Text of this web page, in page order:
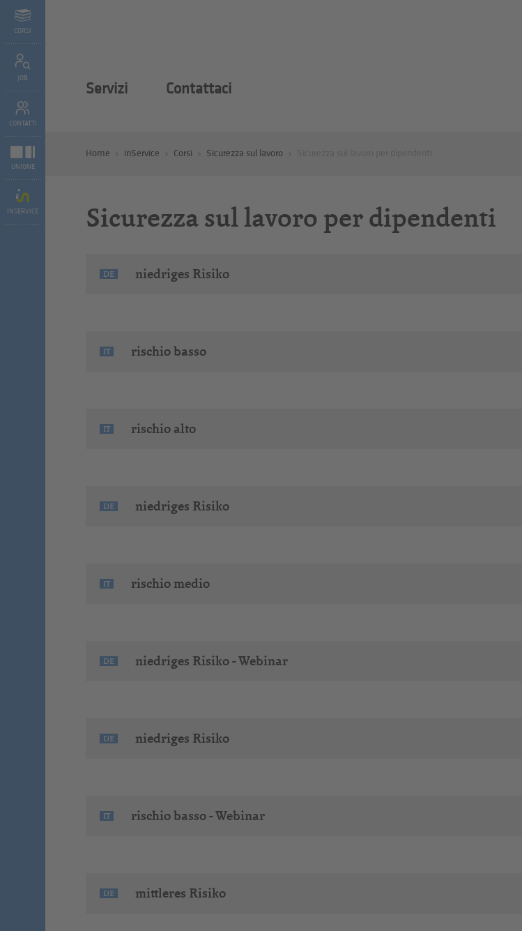
CORSI
JOB
CONTATTI
UNIONE
INSERVICE
Servizi Contattaci
Home inService Corsi Sicurezza sul lavoro
Sicurezza sul lavoro per dipendenti
DE niedriges Risiko
IT rischio basso
IT rischio alto
DE niedriges Risiko
IT rischio medio
DE niedriges Risiko - Webinar
DE niedriges Risiko
IT rischio basso - Webinar
DE mittleres Risiko